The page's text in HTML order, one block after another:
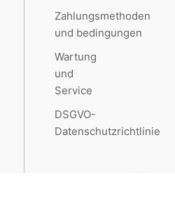
Zahlungsmethoden
und bedingungen
Wartung
und
Service
DSGVO-
Datenschutzrichtlinie